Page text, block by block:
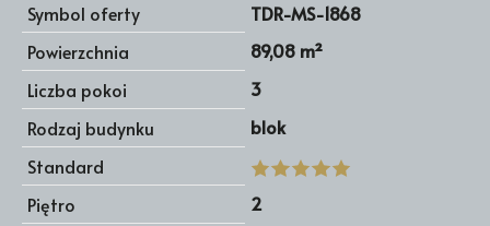
Symbol oferty
TDR-MS-1868
Powierzchnia
89,08 m²
Liczba pokoi
3
Rodzaj budynku
blok
Standard
Piętro
2